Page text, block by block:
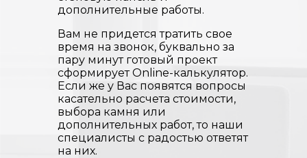
дополнительные работы.
Вам не придется тратить свое
время на звонок, буквально за
пару минут готовый проект
сформирует Online-калькулятор.
Если же у Вас появятся вопросы
касательно расчета стоимости,
выбора камня или
дополнительных работ, то наши
специалисты с радостью ответят
на них.